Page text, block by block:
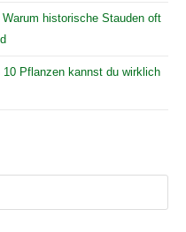
historische Stauden oft
Pflanzen kannst du wirklich